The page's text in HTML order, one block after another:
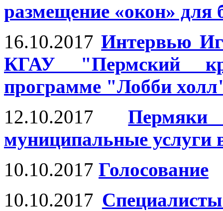
размещение «окон» для
16.10.2017 Интервью
КГАУ "Пермский
программе "Лобби
12.10.2017
муниципальные
10.10.2017 Голосование
10.10.2017